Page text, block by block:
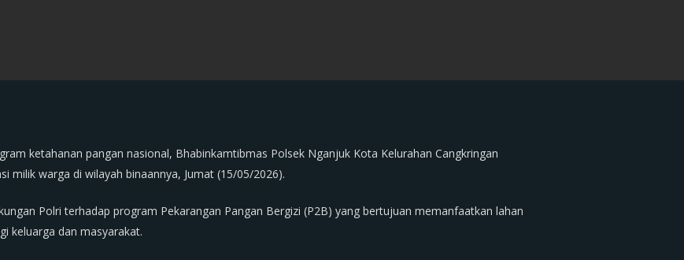
ketahanan pangan nasional, Bhabinkamtibmas Polsek Nganjuk Kota Kelurahan Cangkringan
milik warga di wilayah binaannya, Jumat (15/05/2026).
Polri terhadap program Pekarangan Pangan Bergizi (P2B) yang bertujuan memanfaatkan lahan
keluarga dan masyarakat.